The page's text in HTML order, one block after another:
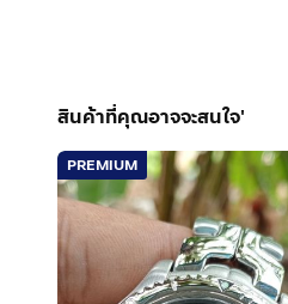
สินค้าที่คุณอาจจะสนใจ'
PREMIUM